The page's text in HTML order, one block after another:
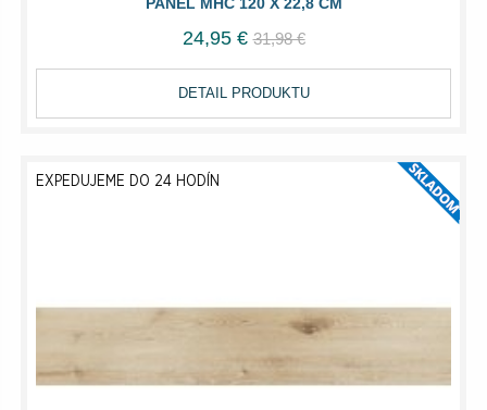
24,95 € 31,98 €
DETAIL PRODUKTU
EXPEDUJEME DO 24 HODÍN